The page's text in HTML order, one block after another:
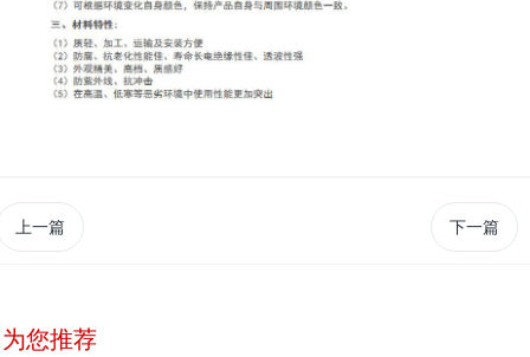
上一篇 下一篇
为您推荐